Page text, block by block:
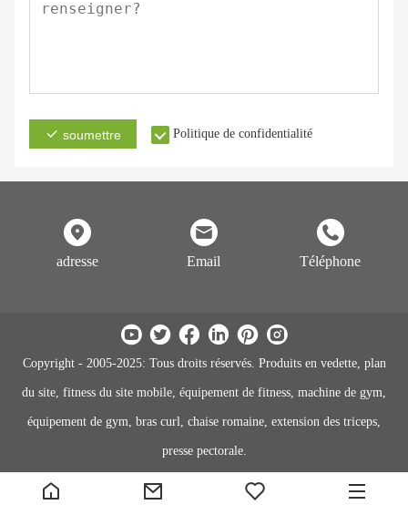
soumettre Politique de confidentialité
adresse Email Téléphone
Copyright - 2005-2025: Tous droits réservés. Produits en vedette, plan
du site, fitness du site mobile, équipement de fitness, machine de gym,
équipement de gym, bras curl, chaise romaine, extension des triceps,
presse pectorale.